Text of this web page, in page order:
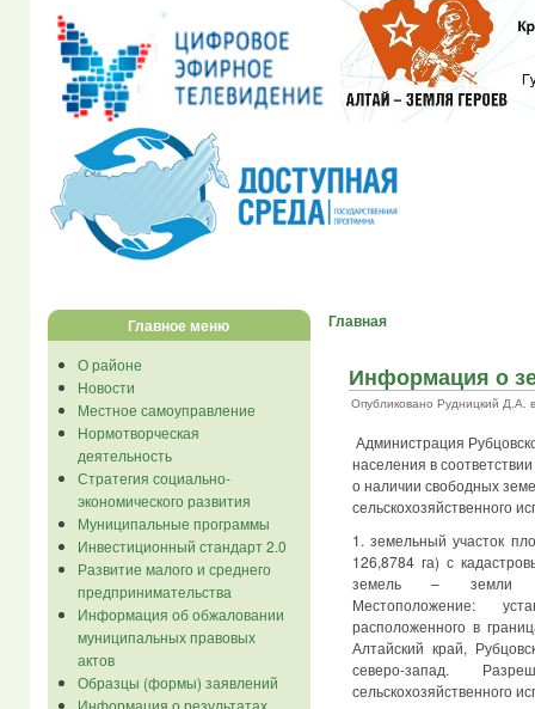
Главное меню
О районе
Новости
Местное самоуправление
Нормотворческая
деятельность
Стратегия социально-
экономического развития
Муниципальные программы
Инвестиционный стандарт 2.0
Развитие малого и среднего
предпринимательства
Информация об обжаловании
муниципальных правовых
актов
Образцы (формы) заявлений
Информация о результатах
Главная
Информация о
Опубликовано Рудницкий Д.А. в
Администрация
населения в
о наличии свободных
сельскохозяйственного
1. земельный участок
126,8784 га) с
земель – земли
Местоположение:
расположенного в
Алтайский край,
северо-запад.
сельскохозяйственного